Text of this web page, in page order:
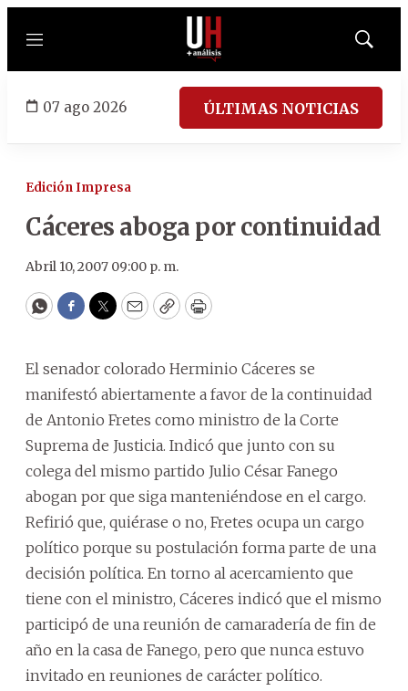
Menú
Mostrar
07 ago 2026 ÚLTIMAS NOTICIAS
Edición Impresa
Cáceres aboga por continuidad
Abril 10, 2007 09:00 p. m.
WhatsApp
Facebook
Twitter
EmailCopyPrint
El senador colorado Herminio Cáceres se
manifestó abiertamente a favor de la continuidad
de Antonio Fretes como ministro de la Corte
Suprema de Justicia. Indicó que junto con su
colega del mismo partido Julio César Fanego
abogan por que siga manteniéndose en el cargo.
Refirió que, quiérase o no, Fretes ocupa un cargo
político porque su postulación forma parte de una
decisión política. En torno al acercamiento que
tiene con el ministro, Cáceres indicó que el mismo
participó de una reunión de camaradería de fin de
año en la casa de Fanego, pero que nunca estuvo
invitado en reuniones de carácter político.